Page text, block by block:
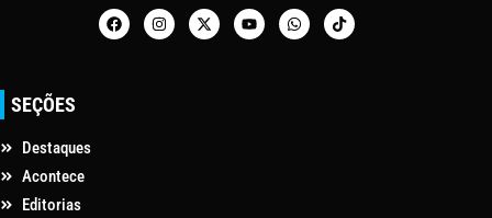
SEÇÕES
Destaques
Acontece
Editorias